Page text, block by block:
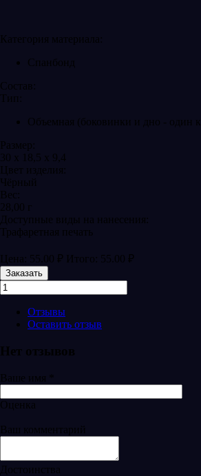
Категория материала:
Спанбонд
Состав:
Тип:
Объемная (боковинки и дно - один
Размер:
30 х 18,5 х 9,4
Цвет изделия:
Чёрный
Вес:
28,00 г
Доступные виды на нанесения:
Трафаретная печать
Цена: 55.00 ₽ Итого: 55.00 ₽
Заказать
Отзывы
Оставить отзыв
Нет отзывов
Ваше имя
Оценка
Ваш комментарий
Достоинства